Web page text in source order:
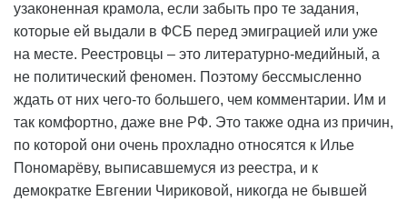
узаконенная крамола, если забыть про те задания,
которые ей выдали в ФСБ перед эмиграцией или уже
на месте. Реестровцы – это литературно-медийный, а
не политический феномен. Поэтому бессмысленно
ждать от них чего-то большего, чем комментарии. Им и
так комфортно, даже вне РФ. Это также одна из причин,
по которой они очень прохладно относятся к Илье
Пономарёву, выписавшемуся из реестра, и к
демократке Евгении Чириковой, никогда не бывшей